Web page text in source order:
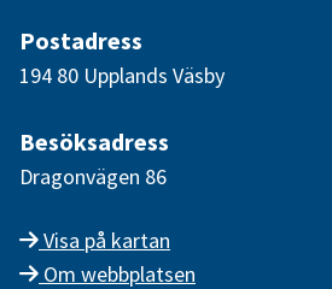
Postadress
194 80 Upplands Väsby
Besöksadress
Dragonvägen 86
Visa på kartan
Om webbplatsen